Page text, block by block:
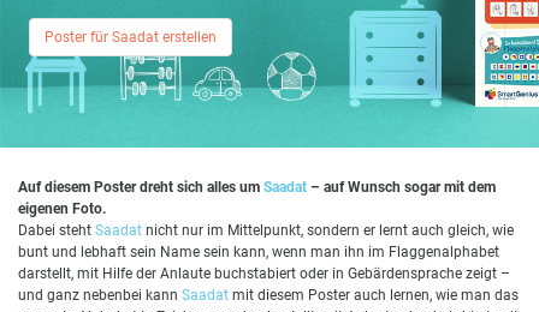
Poster für Saadat erstellen
Auf diesem Poster dreht sich alles um Saadat – auf Wunsch sogar mit dem
eigenen Foto.
Dabei steht Saadat nicht nur im Mittelpunkt, sondern er lernt auch gleich, wie
bunt und lebhaft sein Name sein kann, wenn man ihn im Flaggenalphabet
darstellt, mit Hilfe der Anlaute buchstabiert oder in Gebärdensprache zeigt –
und ganz nebenbei kann Saadat mit diesem Poster auch lernen, wie man das